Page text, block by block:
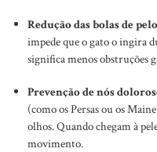
Redução das bolas de
impede que o gato o ingira
significa menos obstruções
Prevenção de nós
(como os Persas ou os
olhos. Quando chegam à
movimento.